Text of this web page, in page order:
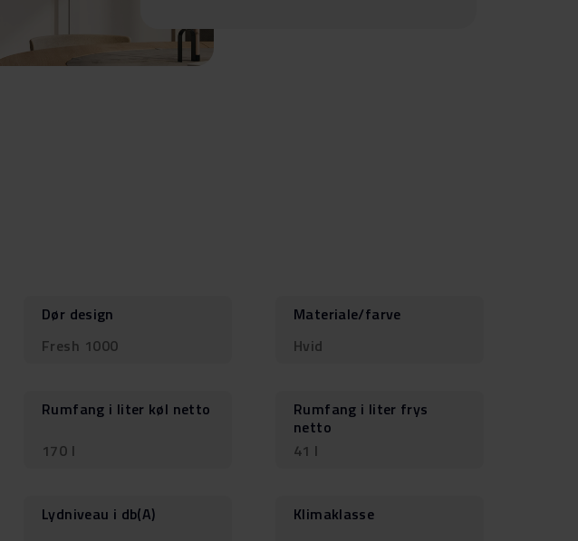
Dør design
Fresh 1000
Materiale/farve
Hvid
Rumfang i liter køl netto
170 l
Rumfang i liter frys
netto
41 l
Lydniveau i db(A)
Klimaklasse